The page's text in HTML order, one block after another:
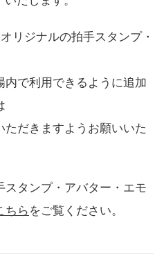
リジナルの拍手スタンプ・
で利用できるように追加
ただきますようお願いいた
タンプ・アバター・エモ
ちら をご覧ください。